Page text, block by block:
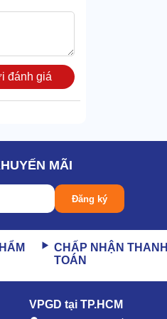
Gửi đánh giá
MÃI
Đăng ký
CHẤP NHẬN THANH
TOÁN
VPGD tại TP.HCM